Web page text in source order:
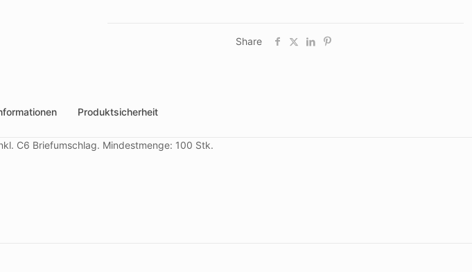
Share
Produktsicherheit
C6 Briefumschlag. Mindestmenge: 100 Stk.